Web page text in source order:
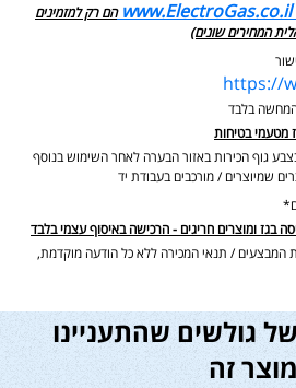
www.ElectroGas.co.il הם רק למזמינים
המחירים שונים)
https://
בלבד
מטעמי בטיחות
בצבע גוף הכירות באזור הבערה לאחר השימוש בנוסף
בגז ומוצרים חריגים - הרכישה באיסוף עצמי בלבד
/ תנאי המכירה ללא כל הודעה מוקדמת,
גולשים שהתעניינו
זה